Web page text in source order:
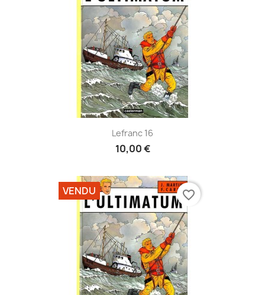
Lefranc 16
10,00 €
VENDU favorite_border